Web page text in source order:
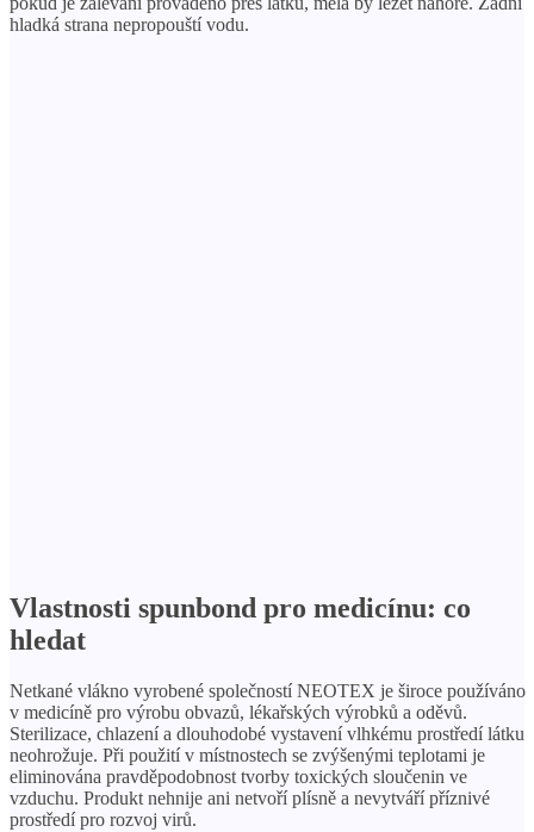
hladká strana nepropouští vodu.
Vlastnosti spunbond pro medicínu: co
hledat
Netkané vlákno vyrobené společností NEOTEX je široce používáno
v medicíně pro výrobu obvazů, lékařských výrobků a oděvů.
Sterilizace, chlazení a dlouhodobé vystavení vlhkému prostředí látku
neohrožuje. Při použití v místnostech se zvýšenými teplotami je
eliminována pravděpodobnost tvorby toxických sloučenin ve
vzduchu. Produkt nehnije ani netvoří plísně a nevytváří příznivé
prostředí pro rozvoj virů.